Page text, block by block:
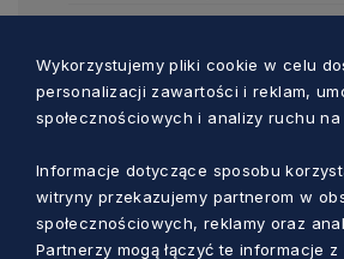
Powiat Człuchowski
Powiat Gdański
Wykorzystujemy pliki cookie w celu
personalizacji zawartości i reklam,
społecznościowych i analizy ruchu na
Informacje dotyczące sposobu
witryny przekazujemy partnerom w
społecznościowych, reklamy oraz
Partnerzy mogą łączyć te informacje z